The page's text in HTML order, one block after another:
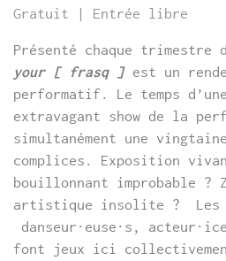
Gratuit | Entrée libre
Présenté chaque trimestre
your [ frasq ]est un
performatif. Le temps
extravagant show de la
simultanément une
complices. Exposition
bouillonnant improbable ?
artistique insolite ? Les
danseur·euse·s,
font jeux ici